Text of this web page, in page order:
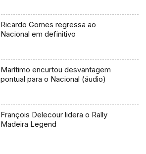
Ricardo Gomes regressa ao
Nacional em definitivo
Marítimo encurtou desvantagem
pontual para o Nacional (áudio)
François Delecour lidera o Rally
Madeira Legend